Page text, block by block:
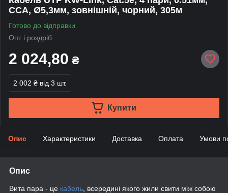
CCA, Ø5,3мм, зовнішній, чорний, 305м
Готово до відправки
Опт і роздріб
2 024,80 ₴
2 002 ₴ від 3 шт.
Купити
Опис Характеристики Доставка Оплата Умови
Опис
Вита пара - це кабель , всередині якого жили свити між собою